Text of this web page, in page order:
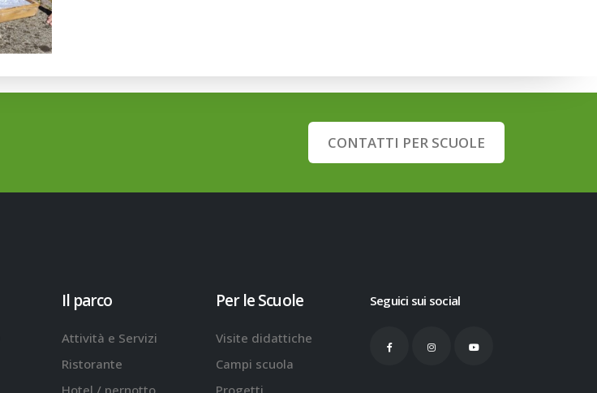
CONTATTI PER SCUOLE
Il parco
Attività e Servizi
Ristorante
Hotel / pernotto
Per le Scuole
Visite didattiche
Campi scuola
Progetti
Seguici sui social